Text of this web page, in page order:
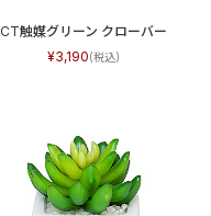
CT触媒グリーン クローバー
3,190